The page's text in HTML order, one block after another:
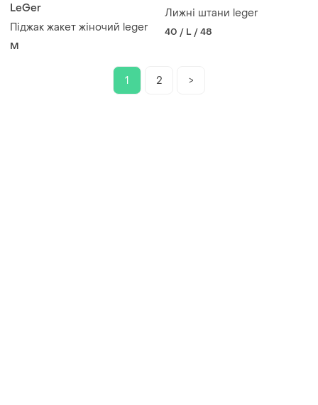
LeGer
Піджак жакет жіночий leger
M
Лижні штани leger
40 / L / 48
1 2 >